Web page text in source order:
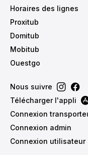
Horaires des lignes
Proxitub
Domitub
Mobitub
Ouestgo
Nous suivre
Télécharger l'appli
Connexion
Connexion admin
Connexion utilisateur